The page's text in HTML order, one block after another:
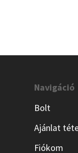
Navigáció
Bolt
Ajánlat
Fiókom